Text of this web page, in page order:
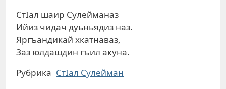
СтIал шаир Сулейманаз
Ийиз чидач дуьньядиз наз.
Яргъандикай хкатнаваз,
Заз юлдашдин гъил акуна.
Рубрика СтIал Сулейман